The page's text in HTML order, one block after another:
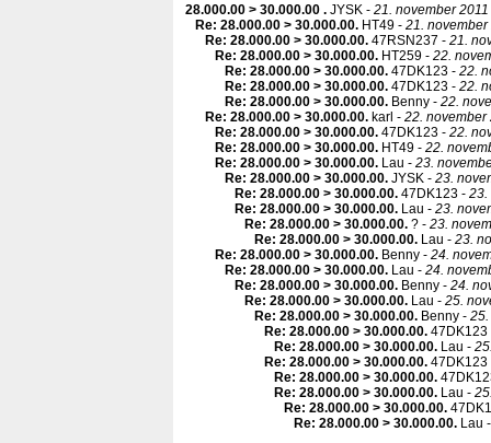
28.000.00 > 30.000.00 . JYSK - 21. november
Re: 28.000.00 > 30.000.00. HT49 - 21. november
Re: 28.000.00 > 30.000.00. 47RSN237 - 21.
Re: 28.000.00 > 30.000.00. HT259 - 22.
Re: 28.000.00 > 30.000.00. 47DK123 - 22.
Re: 28.000.00 > 30.000.00. 47DK123 - 22.
Re: 28.000.00 > 30.000.00. Benny - 22.
Re: 28.000.00 > 30.000.00. karl - 22. november
Re: 28.000.00 > 30.000.00. 47DK123 - 22.
Re: 28.000.00 > 30.000.00. HT49 - 22.
Re: 28.000.00 > 30.000.00. Lau - 23.
Re: 28.000.00 > 30.000.00. JYSK - 23.
Re: 28.000.00 > 30.000.00. 47DK123 - 23.
Re: 28.000.00 > 30.000.00. Lau - 23.
Re: 28.000.00 > 30.000.00. ? - 23.
Re: 28.000.00 > 30.000.00. Lau - 23.
Re: 28.000.00 > 30.000.00. Benny - 24.
Re: 28.000.00 > 30.000.00. Lau - 24.
Re: 28.000.00 > 30.000.00. Benny - 24.
Re: 28.000.00 > 30.000.00. Lau - 25.
Re: 28.000.00 > 30.000.00. Benny -
Re: 28.000.00 > 30.000.00.
Re: 28.000.00 > 30.000.00. Lau -
Re: 28.000.00 > 30.000.00.
Re: 28.000.00 > 30.000.00.
Re: 28.000.00 > 30.000.00. Lau -
Re: 28.000.00 > 30.000.00.
Re: 28.000.00 > 30.000.00. Lau